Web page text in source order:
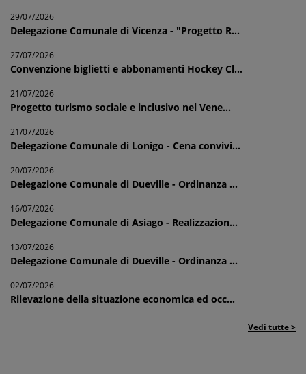
29/07/2026
Delegazione Comunale di Vicenza - "Progetto R...
27/07/2026
Convenzione biglietti e abbonamenti Hockey Cl...
21/07/2026
Progetto turismo sociale e inclusivo nel Vene...
21/07/2026
Delegazione Comunale di Lonigo - Cena convivi...
20/07/2026
Delegazione Comunale di Dueville - Ordinanza ...
16/07/2026
Delegazione Comunale di Asiago - Realizzazion...
13/07/2026
Delegazione Comunale di Dueville - Ordinanza ...
02/07/2026
Rilevazione della situazione economica ed occ...
Vedi tutte >